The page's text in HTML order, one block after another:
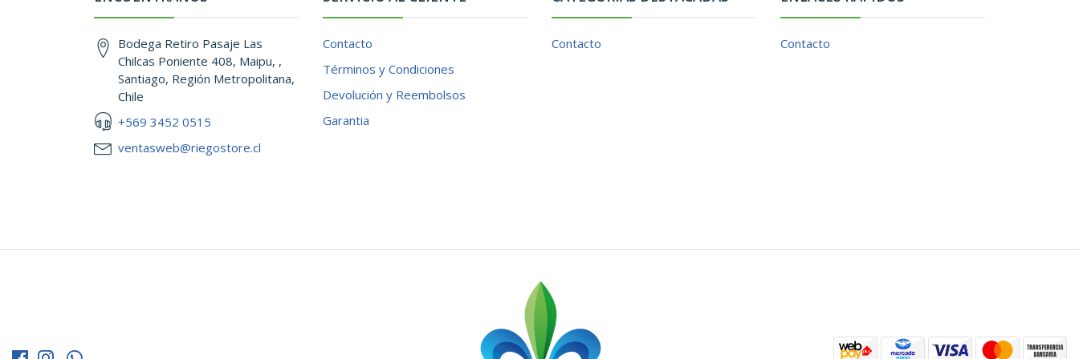
Bodega Retiro Pasaje Las
Chilcas Poniente 408, Maipu, ,
Santiago, Región Metropolitana,
Chile
+569 3452 0515
ventasweb@riegostore.cl
Contacto
Términos y Condiciones
Devolución y Reembolsos
Garantia
Contacto Contacto